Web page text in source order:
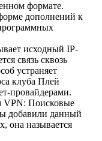
формате.
дополнений к
исходный IP-
связь сквозь
устраняет
клуба Плей
провайдерами.
VPN: Поисковые
добавили данный
она называется